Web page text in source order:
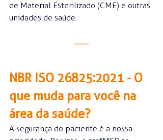
de Material Esterilizado (CME) e outras
unidades de saúde.
NBR ISO 26825:2021 - O
que muda para você na
área da saúde?
A segurança do paciente é a nossa